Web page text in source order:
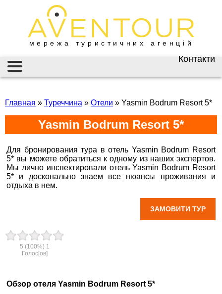
мережа туристичних агенцій
Контакти
Київ
Васильківська 34
+38 (067) 180-32-43,
+38 (099) 180-32-43
+38 (093) 180-32-43,
kyiv@aventour.ua
Пн. - Пт. 9:00 - 18:00
Сб 10:00 - 15:00
+38 (099) 180-32-43
AVENTOUR / АВЕНТУР
ІНФОРМАЦІЯ
ЗАКОРДОННИЙ ПАСПОРТ
НАЙКРАЩІ ПРОПОЗИЦІЇ
ВАКАНСІЇ
Главная » Туреччина » Отели » Yasmin Bodrum Resort 5*
Yasmin Bodrum Resort 5*
Для бронирования тура в отель Yasmin Bodrum Resort
5* вы можете обратиться к одному из наших экспертов.
Мы лично инспектировали отельYasmin Bodrum Resort
5* и досконально знаем все нюансы проживания и
отдыха в нем.
ЗАМОВИТИ ТУР
5 (100%) 1
Голос[ов]
Обзор отеля Yasmin Bodrum Resort 5*